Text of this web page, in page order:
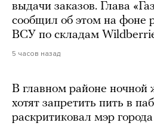
выдачи заказов. Глава
сообщил об этом на фоне
ВСУ по складам
5 часов назад
В главном районе ночной
хотят запретить пить в
раскритиковал мэр